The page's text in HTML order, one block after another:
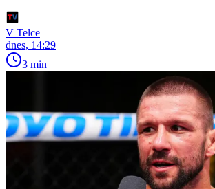
V Telce
dnes, 14:29
3 min